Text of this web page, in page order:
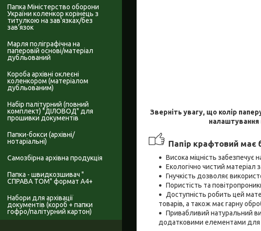
Зверніть увагу, що колір
налаштування
Папір крафтовий має
Висока міцність забезпечує
Екологічно чистий
Гнучкість дозволяє
Пористість та
Доступність робить цей
товарів, а також має гарну
Привабливий натуральний
додатковими елементами для
Папка Міністерство оборони
України коленкор корінець з
титулкою на зав'язках/без
зав'язок
Марля поліграфічна на
паперовій основі/матеріал
дубльований
Короба архівні оклеєні
коленкором (матеріалом
дубльованим)
Набір палітурний (повний
комплект) "ДІЛОВОД" для
прошивки документів
Папки-бокси (архівні/
нотаріальні)
Самозбірна архівна продукція
Папка - швидкозшивач "
СПРАВА ТОМ" формат А4+
Набори для архівації
документів (короб + папки
гофро/палітурний картон)